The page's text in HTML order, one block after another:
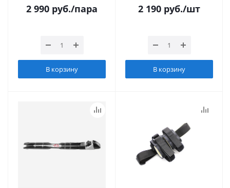
2 990 руб./пара
В корзину
2 190 руб./шт
В корзину